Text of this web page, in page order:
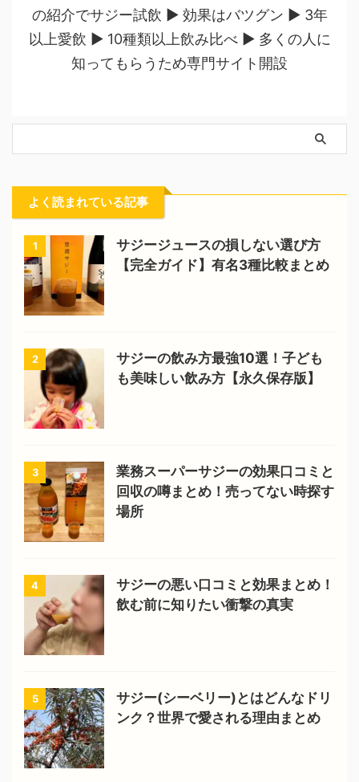
の紹介でサジー試飲 ▶︎ 効果はバツグン ▶︎ 3年
以上愛飲 ▶︎ 10種類以上飲み比べ ▶︎ 多くの人に
知ってもらうため専門サイト開設
よく読まれている記事
1
サジージュースの損しない選び方
【完全ガイド】有名3種比較まとめ
2
サジーの飲み方最強10選！子ども
も美味しい飲み方【永久保存版】
3
業務スーパーサジーの効果口コミと
回収の噂まとめ！売ってない時探す
場所
4
サジーの悪い口コミと効果まとめ！
飲む前に知りたい衝撃の真実
5
サジー(シーベリー)とはどんなドリ
ンク？世界で愛される理由まとめ